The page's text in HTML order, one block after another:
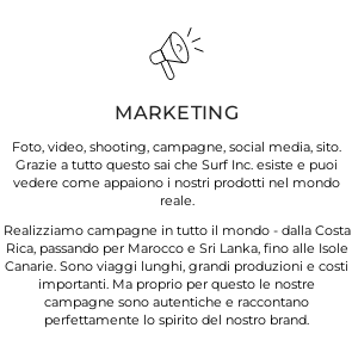
MARKETING
Foto, video, shooting, campagne, social media, sito.
Grazie a tutto questo sai che Surf Inc. esiste e puoi
vedere come appaiono i nostri prodotti nel mondo
reale.
Realizziamo campagne in tutto il mondo - dalla Costa
Rica, passando per Marocco e Sri Lanka, fino alle Isole
Canarie. Sono viaggi lunghi, grandi produzioni e costi
importanti. Ma proprio per questo le nostre
campagne sono autentiche e raccontano
perfettamente lo spirito del nostro brand.